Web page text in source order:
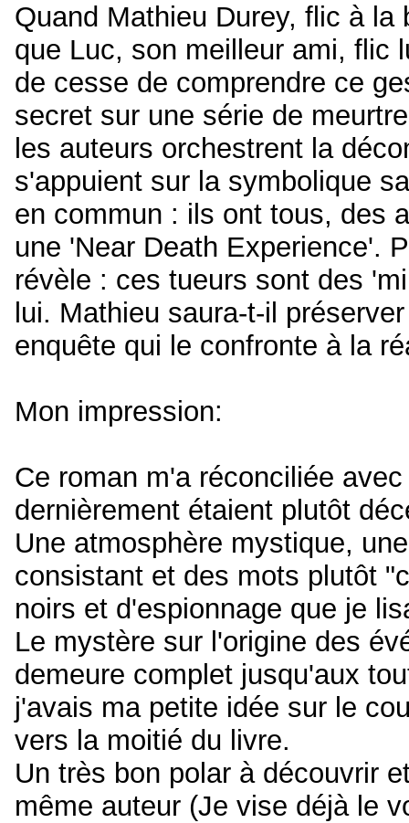
Quand Mathieu Durey, flic à
que Luc, son meilleur ami, flic
de cesse de comprendre ce
secret sur une série de
les auteurs orchestrent la
s'appuient sur la symbolique
en commun : ils ont tous, des
une 'Near Death Experience'.
révèle : ces tueurs sont des
lui. Mathieu saura-t-il
enquête qui le confronte à la
Mon impression:
Ce roman m'a réconciliée
dernièrement étaient plutôt
Une atmosphère mystique,
consistant et des mots plutôt
noirs et d'espionnage que je
Le mystère sur l'origine des
demeure complet jusqu'aux
j'avais ma petite idée sur le
vers la moitié du livre.
Un très bon polar à découvrir
même auteur (Je vise déjà le